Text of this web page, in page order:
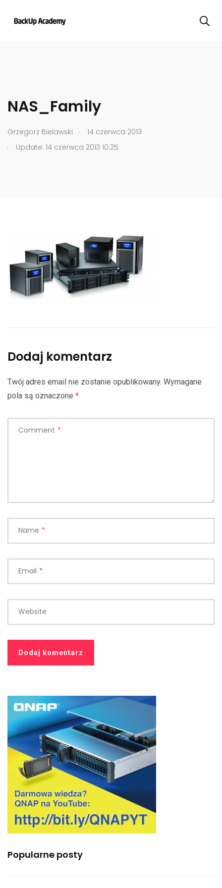
NAS_Family
Grzegorz Bielawski .
14 czerwca 2013
.
Update: 14 czerwca 2013 10:25
Dodaj komentarz
Twój adres email nie zostanie opublikowany. Wymagane
pola są oznaczone *
Comment *
Name *
Email *
Website
Popularne posty